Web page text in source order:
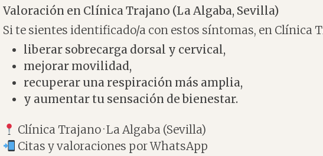
Valoración en Clínica Trajano (La Algaba, Sevilla)
Si te sientes identificado/a con estos síntomas, en
liberar sobrecarga dorsal y cervical,
mejorar movilidad,
recuperar una respiración más amplia,
y aumentar tu sensación de bienestar.
Clínica Trajano · La Algaba (Sevilla)
Citas y valoraciones por WhatsApp